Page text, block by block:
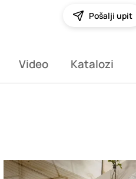
Pošalji upit
Video Katalozi
Loading